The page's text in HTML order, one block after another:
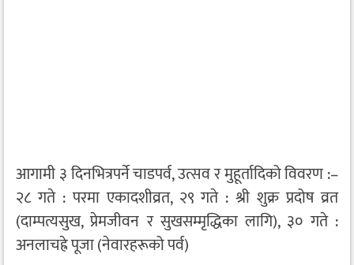
आगामी ३ दिनभित्रपर्ने चाडपर्व, उत्सव र मुहूर्तादिको विवरण :–
२८ गते : परमा एकादशीव्रत, २९ गते : श्री शुक्र प्रदोष व्रत
(दाम्पत्यसुख, प्रेमजीवन र सुखसम्मृद्धिका लागि), ३० गते :
अनलाचह्रे पूजा (नेवारहरूको पर्व)